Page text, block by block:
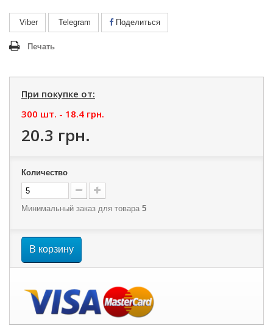
Viber Telegram Поделиться
Печать
При покупке от:
300 шт. - 18.4 грн.
20.3 грн.
Количество
Минимальный заказ для товара 5
В корзину